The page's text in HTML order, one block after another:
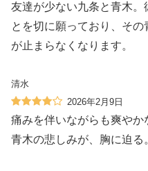
友達が少ない九条と青木。
とを切に願っており、そ
が止まらなくなります。
清水
2026年2月9日
痛みを伴いながらも爽やか
青木の悲しみが、胸に迫る